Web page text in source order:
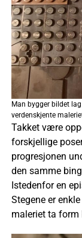
Man bygger bildet
verdenskjente
Takket være
forskjellige
progresjonen
den samme
Istedenfor en
Stegene er
maleriet ta form